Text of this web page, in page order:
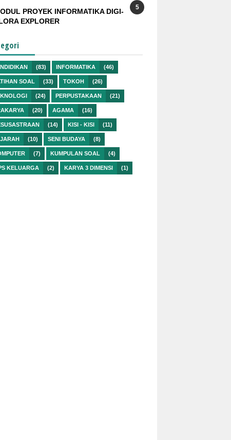
PROYEK INFORMATIKA DIGI-
EXPLORER
(83) INFORMATIKA (46)
SOAL (33) TOKOH (26)
(24) PERPUSTAKAAN (21)
(20) AGAMA (16)
(14) KISI - KISI (11)
(10) SENI BUDAYA (8)
(7) KUMPULAN SOAL (4)
KELUARGA (2) KARYA 3 DIMENSI (1)